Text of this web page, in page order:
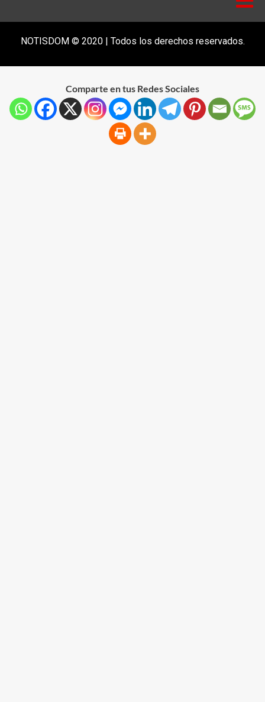
NOTISDOM © 2020 | Todos los derechos reservados.
Comparte en tus Redes Sociales